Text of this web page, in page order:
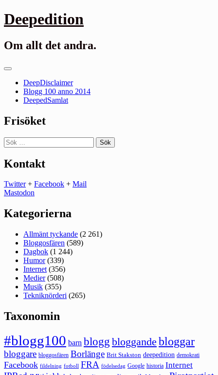
Gå
till
Deepedition
Om allt det andra.
Primär
DeepDisclaimer
Blogg 100 anno 2014
DeepedSamlat
Frisöket
Sök
efter:
Kontakt
Twitter+ Facebook + Mail
Mastodon
Kategorierna
Allmänt tyckande (2 261)
Bloggosfären (589)
Dagbok (1 244)
Humor(339)
Internet (356)
Medier(508)
Musik (355)
Tekniknörderi (265)
Taxonomin
#blogg100 barn blogg bloggande bloggar
bloggare bloggosfären Borlänge Brit Stakston deepedition demokrati
Facebook fildelning fotboll FRA födelsedag Google historia Internet